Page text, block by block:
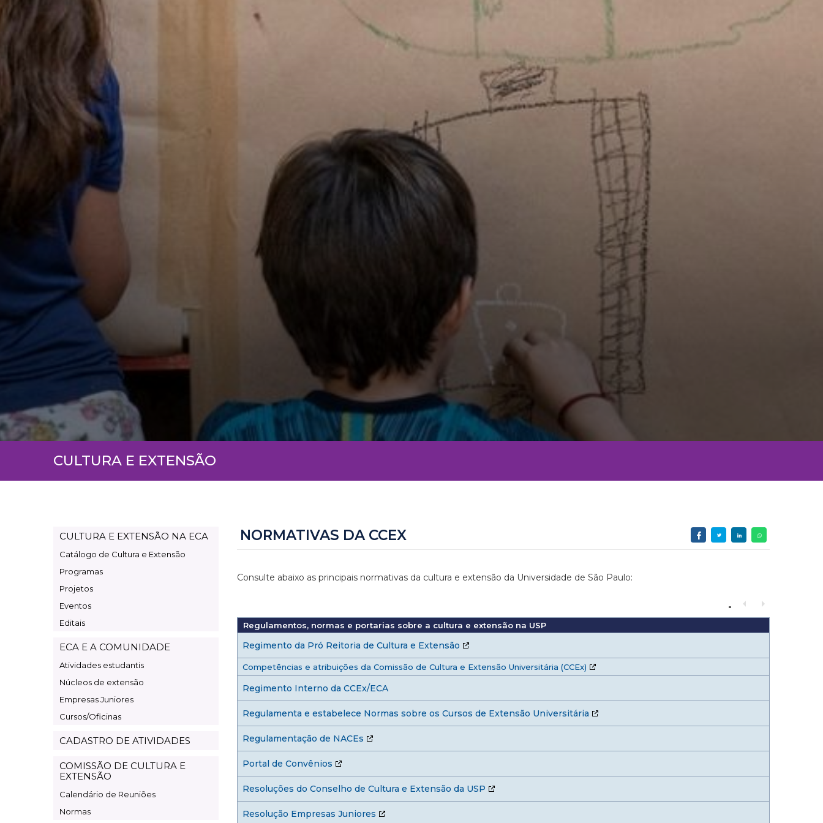
CULTURA E EXTENSÃO
Page
Cultura
e
Extensão
CULTURA E EXTENSÃO NA ECA
Catálogo de Cultura e Extensão
Programas
Projetos
Eventos
Editais
ECA E A COMUNIDADE
Atividades estudantis
Núcleos de extensão
Empresas Juniores
Cursos/Oficinas
CADASTRO DE ATIVIDADES
COMISSÃO DE CULTURA E
EXTENSÃO
Calendário de Reuniões
Normas
NORMATIVAS DA CCEX
Consulte abaixo as principais normativas da cultura e extensão da Universidade de São Paulo:
Regulamentos, normas e portarias sobre a cultura e extensão na USP
Regimento da Pró Reitoria de Cultura e Extensão
Competências e atribuições da Comissão de Cultura e Extensão Universitária (CCEx)
Regimento Interno da CCEx/ECA
Regulamenta e estabelece Normas sobre os Cursos de Extensão Universitária
Regulamentação de NACEs
Portal de Convênios
Resoluções do Conselho de Cultura e Extensão da USP
Resolução Empresas Juniores